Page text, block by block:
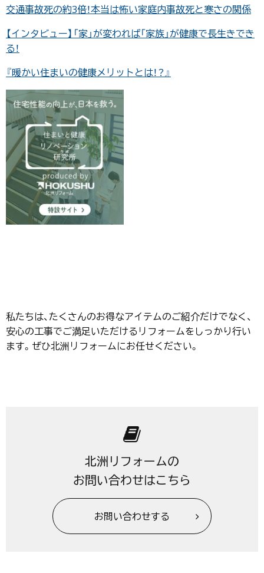
交通事故死の約3倍！本当は怖い家庭内事故死と寒さの関係
【インタビュー】「家」が変われば「家族」が健康で長生きでき
る！
『暖かい住まいの健康メリットとは！？』
私たちは、たくさんのお得なアイテムのご紹介だけでなく、
安心の工事でご満足いただけるリフォームをしっかり行い
ます。ぜひ北洲リフォームにお任せください。
北洲リフォームの
お問い合わせはこちら
お問い合わせする